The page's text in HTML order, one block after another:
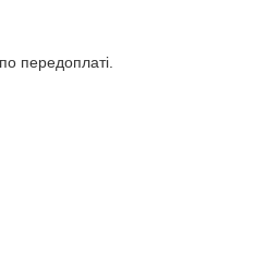
передоплаті.